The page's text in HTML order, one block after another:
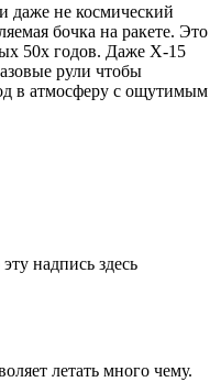
даже не космический
бочка на ракете. Это
50х годов. Даже X-15
рули чтобы
в атмосферу с ощутимым
надпись здесь
летать много чему.